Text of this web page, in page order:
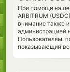
При помощи
ARBITRUM
внимание также
администрацией
Пользователям,
показывающий